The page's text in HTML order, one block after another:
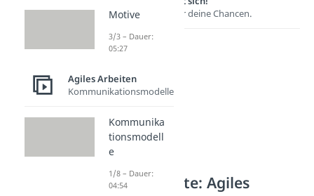
Entdecke hier deine Chancen.
Weitere Inhalte: Agiles
Motive
3/3 – Dauer:
05:27
Agiles Arbeiten
Kommunikationsmodelle
Kommunika
tionsmodell
e
1/8 – Dauer:
04:54